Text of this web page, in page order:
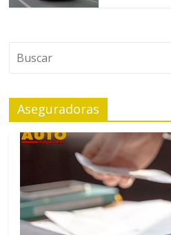
Aseguradoras